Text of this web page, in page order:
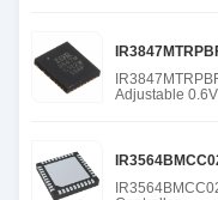
IR3847MTRPBF
Adjustable